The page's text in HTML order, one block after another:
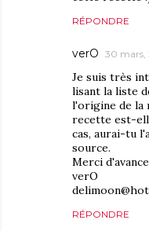
RÉPONDRE
verO 30 mars,
Je suis très
lisant la liste
l'origine de la
recette est-
cas, aurai-tu
source.
Merci
verO
RÉPONDRE